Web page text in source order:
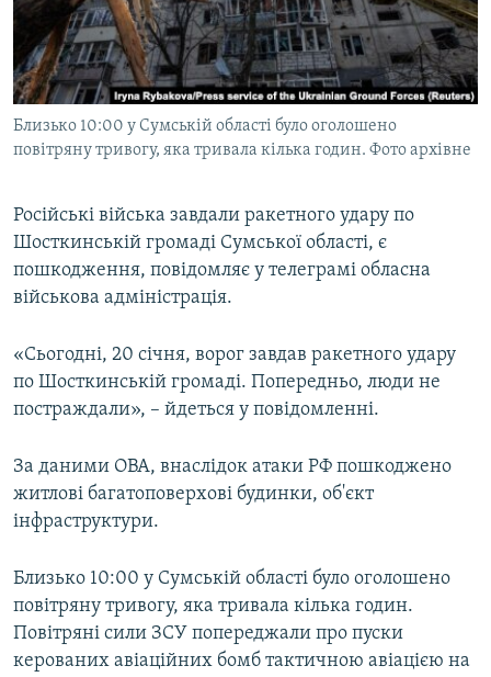
СПЕЦПРОЄКТИ
ПОДКАСТИ
КРИМ РЕАЛІЇ
РУС
КТАТ
Близько 10:00 у Сумській області було оголошено
повітряну тривогу, яка тривала кілька годин. Фото архівне
Російські війська завдали ракетного удару по
Шосткинській громаді Сумської області, є
пошкодження, повідомляє у телеграмі обласна
військова адміністрація.
«Сьогодні, 20 січня, ворог завдав ракетного удару
по Шосткинській громаді. Попередньо, люди не
постраждали», – йдеться у повідомленні.
За даними ОВА, внаслідок атаки РФ пошкоджено
житлові багатоповерхові будинки, об'єкт
інфраструктури.
Близько 10:00 у Сумській області було оголошено
повітряну тривогу, яка тривала кілька годин.
Повітряні сили ЗСУ попереджали про пуски
керованих авіаційних бомб тактичною авіацією на